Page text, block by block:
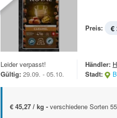
Preis: €
Leider verpasst!
Gültig: 29.09. - 05.10.
Händler:
Stadt:
€ 45,27 / kg - verschiedene Sorten